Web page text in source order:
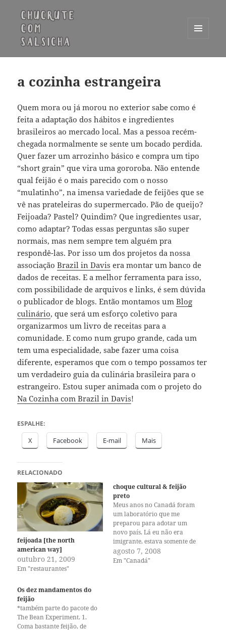
WIDGETS
a cozinha estrangeira
Quem mora ou já morou no exterior sabe como é
feita a adaptação dos hábitos e ingredientes
brasileiros ao mercado local. Mas a pessoa recém-
chegada normalmente se sente um bocado perdida.
Quer fazer um arrozinho básico e compra um tipo
“short grain” que vira uma gororoba. Não entende
qual feijão é o mais parecido com o nosso
“mulatinho”, na imensa variedade de feijões que se
vê nas prateleiras do supermercado. Pão de queijo?
Feijoada? Pastel? Quindim? Que ingredientes usar,
como adaptar? Todas essas perguntas são super
normais, mas nem sempre tem alguém pra
respondê-las. Por isso um dos projetos da nossa
associaçãoBrazil in Davis era montar um banco de
dados de receitas. E a melhor ferramenta para isso,
com possibilidade de arquivos e links, é sem dúvida
o publicador de blogs. Então montamos umBlog
culinário, que será um esforço coletivo para
organizarmos um livro de receitas para a
comunidade. E como num grupo grande, cada um
tem uma especialidade, sabe fazer uma coisa
diferente, esperamos que com o tempo possamos ter
um verdadeiro guia da culinária brasileira para o
estrangeiro. Estou super animada com o projeto do
Na Cozinha com Brazil in Davis!
ESPALHE:
X Facebook E-mail Mais
RELACIONADO
feijoada [the north
american way]
outubro 21, 2009
Em "restaurantes"
choque cultural & feijão
preto
Meus anos no Canadá foram
um laboratório que me
preparou para adotar um
novo país. Lá eu não era
imigrante, estava somente de
passagem, mas mesmo assim
inicialmente passei por todos
agosto 7, 2008
Em "Canadá"
Os dez mandamentos do
feijão
*também parte do pacote do
The Bean Experiment. 1.
Coma bastante feijão, de